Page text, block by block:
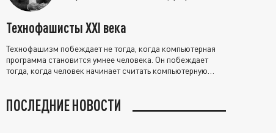
Технофашисты XXI века
Технофашизм побеждает не тогда, когда компьютерная
программа становится умнее человека. Он побеждает
тогда, когда человек начинает считать компьютерную
ПОСЛЕДНИЕ НОВОСТИ